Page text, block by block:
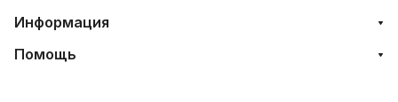
Информация
Помощь